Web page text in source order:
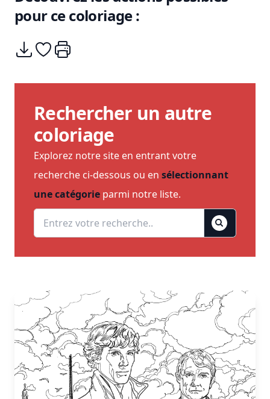
pour ce coloriage :
Télécharger
Ajouter à mes coups de coeurs
Imprimer
Rechercher un autre
coloriage
Explorez notre site en entrant votre
recherche ci-dessous ou en sélectionnant
une catégorie parmi notre liste.